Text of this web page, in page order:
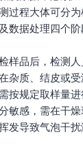
过程大体可分
数据处理四个阶
样品后，检测
杂质、结皮或
按规定取样量
敏感，需在干燥
发导致气泡干